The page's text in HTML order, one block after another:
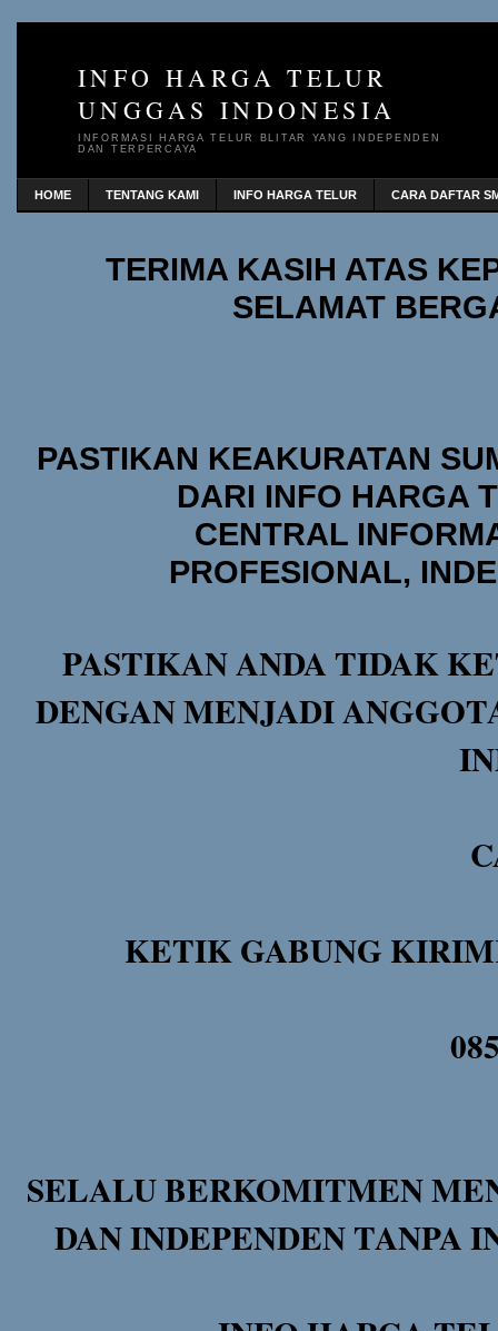
INFO HARGA TELUR
UNGGAS INDONESIA
INFORMASI HARGA TELUR BLITAR YANG INDEPENDEN
DAN TERPERCAYA
HOME TENTANG KAMI INFO HARGA TELUR CARA DAFTAR
TERIMA KASIH ATAS
SELAMAT
PASTIKAN KEAKURATAN
DARI INFO HARGA
CENTRAL
PROFESIONAL,
PASTIKAN ANDA TIDAK
DENGAN MENJADI
KETIK GABUNG
SELALU BERKOMITMEN
DAN INDEPENDEN TANPA